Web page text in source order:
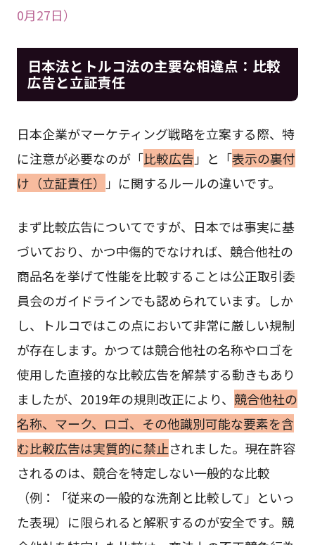
0月27日）
日本法とトルコ法の主要な相違点：比較
広告と立証責任
日本企業がマーケティング戦略を立案する際、特
に注意が必要なのが「比較広告」と「表示の裏付
け（立証責任） 」に関するルールの違いです。
まず比較広告についてですが、日本では事実に基
づいており、かつ中傷的でなければ、競合他社の
商品名を挙げて性能を比較することは公正取引委
員会のガイドラインでも認められています。しか
し、トルコではこの点において非常に厳しい規制
が存在します。かつては競合他社の名称やロゴを
使用した直接的な比較広告を解禁する動きもあり
ましたが、2019年の規則改正により、 競合他社の
名称、マーク、ロゴ、その他識別可能な要素を含
む比較広告は実質的に禁止されました。現在許容
されるのは、競合を特定しない一般的な比較
（例：「従来の一般的な洗剤と比較して」といっ
た表現）に限られると解釈するのが安全です。競